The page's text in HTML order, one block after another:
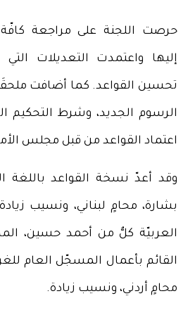
حرصت اللجنة على مراجعة
إليها واعتمدت التعديلات
تحسين القواعد. كما أضافت
الرسوم الجديد، وشرط التحكيم
اعتماد القواعد من قبل مجلس
وقد أعدّ نسخة القواعد باللغة
بشارة، محامٍ لبناني، ونسيب
العربيّة كلٌّ من أحمد حسين،
القائم بأعمال المسجّل العام
محامٍ أردني، ونسيب زيادة.